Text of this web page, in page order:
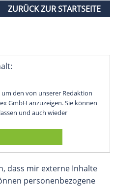
ZURÜCK ZUR STARTSEITE
den von unserer Redaktion
GmbH anzuzeigen. Sie können
und auch wieder
dass mir externe Inhalte
personenbezogene